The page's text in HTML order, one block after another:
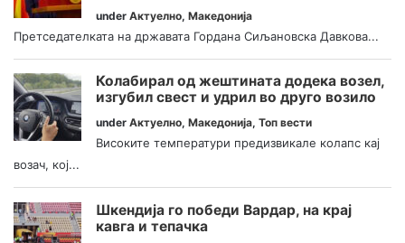
under Актуелно, Македонија
Претседателката на државата Гордана Сиљановска Давкова...
Колабирал од жештината додека возел,
изгубил свест и удрил во друго возило
under Актуелно, Македонија, Топ вести
Високите температури предизвикале колапс кај
возач, кој...
Шкендија го победи Вардар, на крај
кавга и тепачка